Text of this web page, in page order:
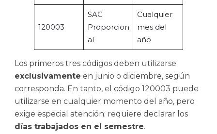
120003
SAC
Proporcion
al
Cualquier
mes del
año
Los primeros tres códigos deben utilizarse
exclusivamente en junio o diciembre, según
corresponda. En tanto, el código 120003 puede
utilizarse en cualquier momento del año, pero
exige especial atención: requiere declarar los
días trabajados en el semestre.